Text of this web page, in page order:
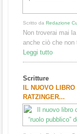
Scritto da Redazione
Non troverai mai
anche ciò che
Leggi tutto
Scritture
IL NUOVO
RATZINGER...